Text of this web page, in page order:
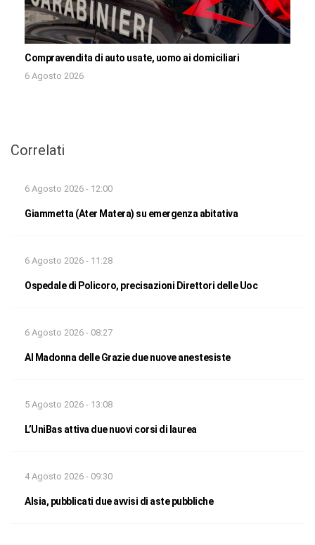
Compravendita di auto usate, uomo ai domiciliari
6 Agosto 2026
Correlati
6 Agosto 2026 - 12:00
Giammetta (Ater Matera) su emergenza abitativa
6 Agosto 2026 - 11:28
Ospedale di Policoro, precisazioni Direttori delle Uoc
6 Agosto 2026 - 08:27
Al Madonna delle Grazie due nuove anestesiste
5 Agosto 2026 - 13:08
L’UniBas attiva due nuovi corsi di laurea
4 Agosto 2026 - 09:30
Alsia, pubblicati due avvisi di aste pubbliche